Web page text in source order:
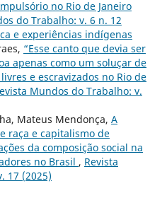
no Rio de Janeiro
do Trabalho: v. 6 n. 12
e experiências indígenas
“Esse canto que devia ser
apenas como um soluçar de
e escravizados no Rio de
Mundos do Trabalho: v.
Mateus Mendonça, A
raça e capitalismo de
da composição social na
no Brasil , Revista
17 (2025)